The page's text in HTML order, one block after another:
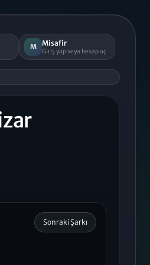
M Misafir
Giriş yap veya hesap aç
Sonraki Şarkı